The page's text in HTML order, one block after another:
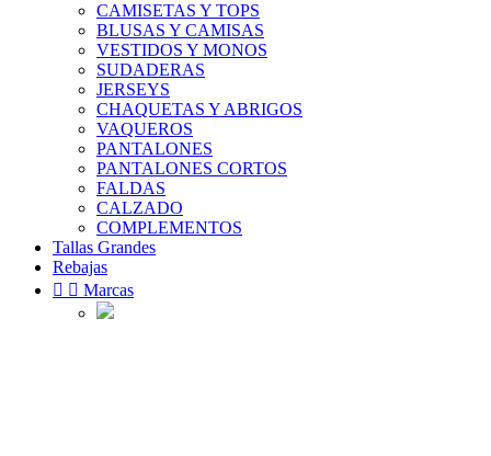
CAMISETAS Y TOPS
BLUSAS Y CAMISAS
VESTIDOS Y MONOS
SUDADERAS
JERSEYS
CHAQUETAS Y ABRIGOS
VAQUEROS
PANTALONES
PANTALONES CORTOS
FALDAS
CALZADO
COMPLEMENTOS
Tallas Grandes
Rebajas
  Marcas